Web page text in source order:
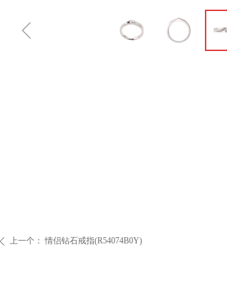
ꁆ
ꄴ 上一个： 情侣钻石戒指(R54074B0Y)